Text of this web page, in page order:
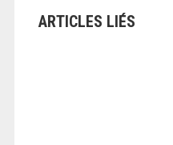
ARTICLES LIÉS